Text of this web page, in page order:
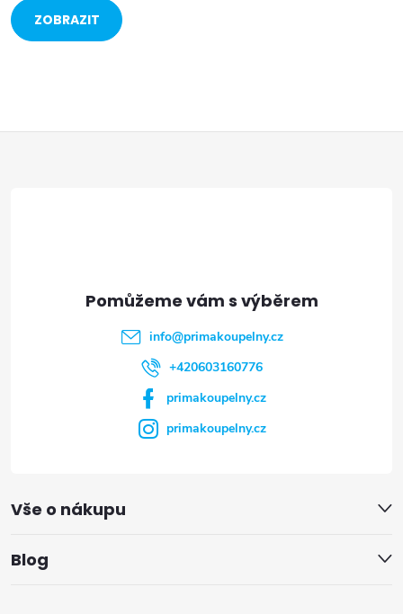
ZOBRAZIT
info@primakoupelny.cz
+420603160776
primakoupelny.cz
primakoupelny.cz
Vše o nákupu
Blog